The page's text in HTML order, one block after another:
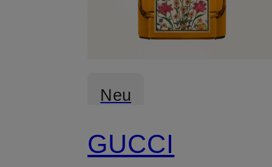
Neu
GUCCI